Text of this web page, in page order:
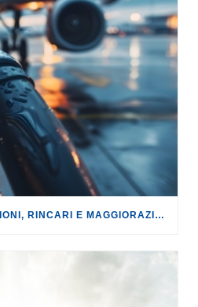
TURISMO: CANCELLAZIONI, RINCARI E MAGGIORAZIONI DI VOLI E PRENOTAZIONI.